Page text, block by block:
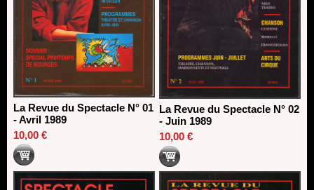
La Revue du Spectacle N° 01
- Avril 1989
10,00 €
La Revue du Spectacle N° 02
- Juin 1989
10,00 €